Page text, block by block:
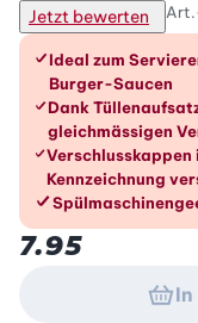
Jetzt bewerten
Die
Ideal zum
Burger-Saucen
Dank
gleichmässigen
Verschlusskappen
Kennzeichnung
7.95